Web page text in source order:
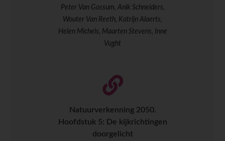
Peter Van Gossum, Anik Schneiders,
Wouter Van Reeth, Katrijn Alaerts,
Helen Michels, Maarten Stevens, Inne
Vught
Natuurverkenning 2050.
Hoofdstuk 5: De kijkrichtingen
doorgelicht